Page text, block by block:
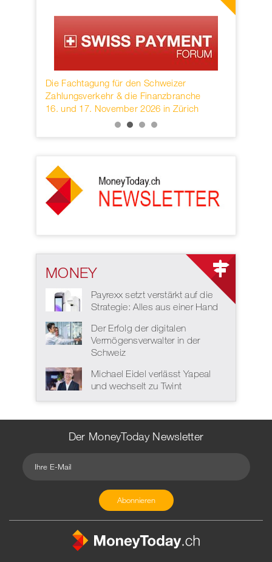
Die Fachtagung für den Schweizer
Zahlungsverkehr & die Finanzbranche
16. und 17. November 2026 in Zürich
MONEY
Payrexx setzt verstärkt auf die
Strategie: Alles aus einer Hand
Der Erfolg der digitalen
Vermögensverwalter in der
Schweiz
Michael Eidel verlässt Yapeal
und wechselt zu Twint
Der MoneyToday Newsletter